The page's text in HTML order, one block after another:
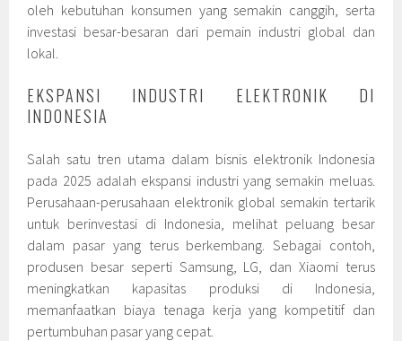
oleh kebutuhan konsumen yang semakin canggih, serta
investasi besar-besaran dari pemain industri global dan
lokal.
EKSPANSI INDUSTRI ELEKTRONIK DI
INDONESIA
Salah satu tren utama dalam bisnis elektronik Indonesia
pada 2025 adalah ekspansi industri yang semakin meluas.
Perusahaan-perusahaan elektronik global semakin tertarik
untuk berinvestasi di Indonesia, melihat peluang besar
dalam pasar yang terus berkembang. Sebagai contoh,
produsen besar seperti Samsung, LG, dan Xiaomi terus
meningkatkan kapasitas produksi di Indonesia,
memanfaatkan biaya tenaga kerja yang kompetitif dan
pertumbuhan pasar yang cepat.